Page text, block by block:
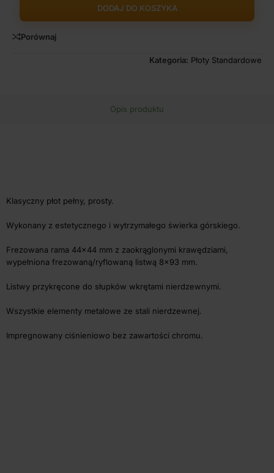
DODAJ DO KOSZYKA
Porównaj
Kategoria: Płoty Standardowe
Opis produktu
Klasyczny płot pełny, prosty.
Wykonany z estetycznego i wytrzymałego świerka górskiego.
Frezowana rama 44×44 mm z zaokrąglonymi krawędziami,
wypełniona frezowaną/ryflowaną listwą 8×93 mm.
Listwy przykręcone do słupków wkrętami nierdzewnymi.
Wszystkie elementy metalowe ze stali nierdzewnej.
Impregnowany ciśnieniowo bez zawartości chromu.